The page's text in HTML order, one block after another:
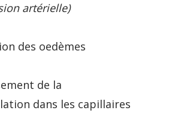
artérielle)
des oedèmes
de la
dans les capillaires